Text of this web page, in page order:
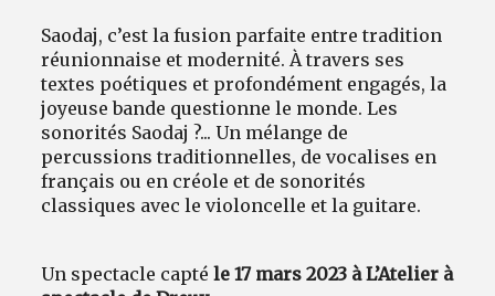
Saodaj, c’est la fusion parfaite entre tradition
réunionnaise et modernité. À travers ses
textes poétiques et profondément engagés, la
joyeuse bande questionne le monde. Les
sonorités Saodaj ?... Un mélange de
percussions traditionnelles, de vocalises en
français ou en créole et de sonorités
classiques avec le violoncelle et la guitare.
Un spectacle captéle 17 mars 2023 à L’Atelier à